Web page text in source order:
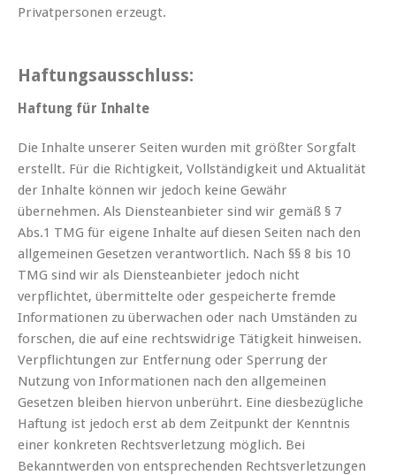
Privatpersonen erzeugt.
Haftungsausschluss:
Haftung für Inhalte
Die Inhalte unserer Seiten wurden mit größter Sorgfalt
erstellt. Für die Richtigkeit, Vollständigkeit und Aktualität
der Inhalte können wir jedoch keine Gewähr
übernehmen. Als Diensteanbieter sind wir gemäß § 7
Abs.1 TMG für eigene Inhalte auf diesen Seiten nach den
allgemeinen Gesetzen verantwortlich. Nach §§ 8 bis 10
TMG sind wir als Diensteanbieter jedoch nicht
verpflichtet, übermittelte oder gespeicherte fremde
Informationen zu überwachen oder nach Umständen zu
forschen, die auf eine rechtswidrige Tätigkeit hinweisen.
Verpflichtungen zur Entfernung oder Sperrung der
Nutzung von Informationen nach den allgemeinen
Gesetzen bleiben hiervon unberührt. Eine diesbezügliche
Haftung ist jedoch erst ab dem Zeitpunkt der Kenntnis
einer konkreten Rechtsverletzung möglich. Bei
Bekanntwerden von entsprechenden Rechtsverletzungen